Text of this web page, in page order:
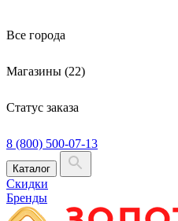
Все города
Магазины (22)
Статус заказа
8 (800) 500-07-13
Каталог
Скидки
Бренды